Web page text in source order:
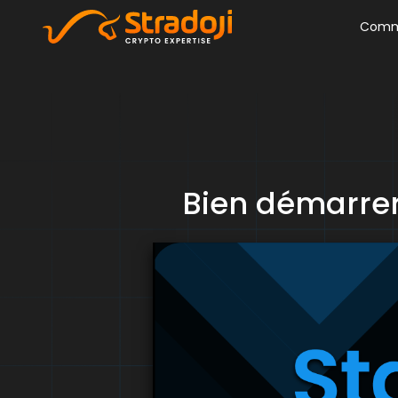
Bien